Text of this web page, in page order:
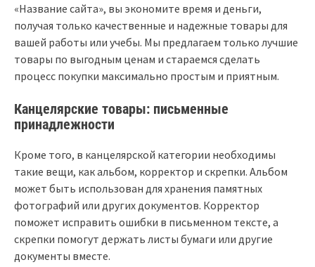
«Название сайта», вы экономите время и деньги,
получая только качественные и надежные товары для
вашей работы или учебы. Мы предлагаем только лучшие
товары по выгодным ценам и стараемся сделать
процесс покупки максимально простым и приятным.
Канцелярские товары: письменные
принадлежности
Кроме того, в канцелярской категории необходимы
такие вещи, как альбом, корректор и скрепки. Альбом
может быть использован для хранения памятных
фотографий или других документов. Корректор
поможет исправить ошибки в письменном тексте, а
скрепки помогут держать листы бумаги или другие
документы вместе.